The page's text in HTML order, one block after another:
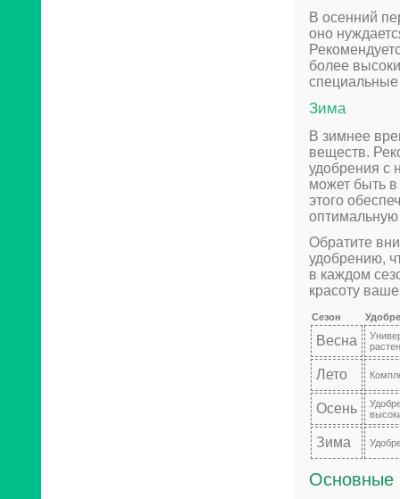
В осенний
оно
более
Зима
В зимнее
веществ.
удобрения с
может быть
этого
оптимальную
Обратите
удобрению,
в каждом
красоту
Сезон
Весна
Лето
Осень
Зима
Основные